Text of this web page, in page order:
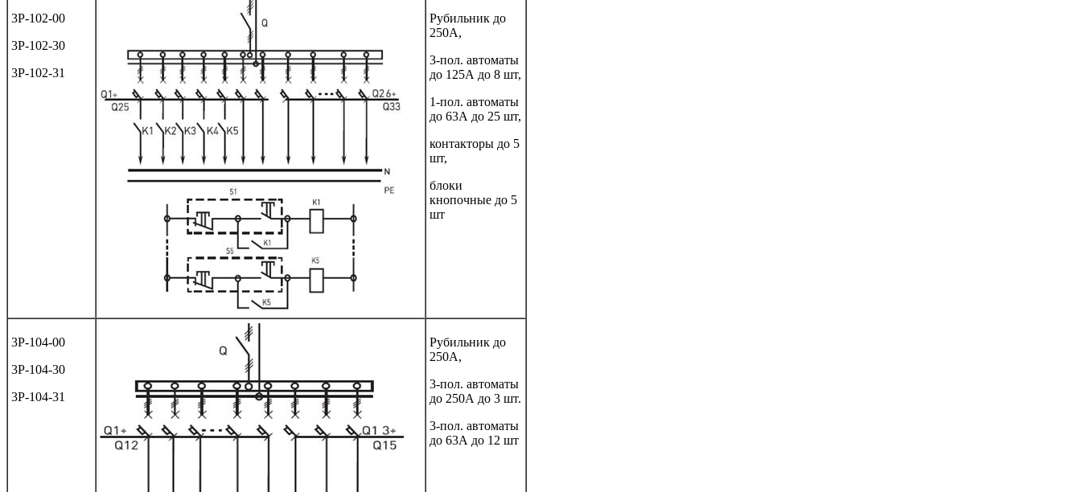
3Р-102-00
3Р-102-30
3Р-102-31
Рубильник до
250А,
3-пол. автоматы
до 125А до 8 шт,
1-пол. автоматы
до 63А до 25 шт,
контакторы до 5
шт,
блоки
кнопочные до 5
шт
3Р-104-00
3Р-104-30
3Р-104-31
Рубильник до
250А,
3-пол. автоматы
до 250А до 3 шт.
3-пол. автоматы
до 63А до 12 шт